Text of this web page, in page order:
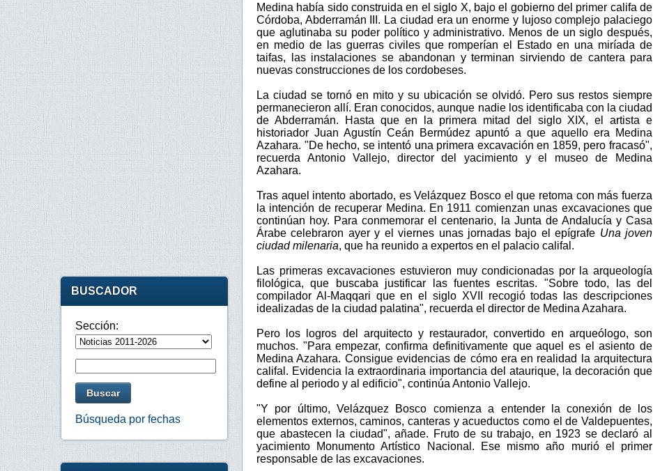
Medina había sido construida en el siglo X, bajo el gobierno del primer califa de
Córdoba, Abderramán III. La ciudad era un enorme y lujoso complejo palaciego
que aglutinaba su poder político y administrativo. Menos de un siglo después,
en medio de las guerras civiles que romperían el Estado en una miríada de
taifas, las instalaciones se abandonan y terminan sirviendo de cantera para
nuevas construcciones de los cordobeses.
La ciudad se tornó en mito y su ubicación se olvidó. Pero sus restos siempre
permanecieron allí. Eran conocidos, aunque nadie los identificaba con la ciudad
de Abderramán. Hasta que en la primera mitad del siglo XIX, el artista e
historiador Juan Agustín Ceán Bermúdez apuntó a que aquello era Medina
Azahara. "De hecho, se intentó una primera excavación en 1859, pero fracasó",
recuerda Antonio Vallejo, director del yacimiento y el museo de Medina
Azahara.
Tras aquel intento abortado, es Velázquez Bosco el que retoma con más fuerza
la intención de recuperar Medina. En 1911 comienzan unas excavaciones que
continúan hoy. Para conmemorar el centenario, la Junta de Andalucía y Casa
Árabe celebraron ayer y el viernes unas jornadas bajo el epígrafe Una joven
ciudad milenaria, que ha reunido a expertos en el palacio califal.
Las primeras excavaciones estuvieron muy condicionadas por la arqueología
filológica, que buscaba justificar las fuentes escritas. "Sobre todo, las del
compilador Al-Maqqari que en el siglo XVII recogió todas las descripciones
idealizadas de la ciudad palatina", recuerda el director de Medina Azahara.
Pero los logros del arquitecto y restaurador, convertido en arqueólogo, son
muchos. "Para empezar, confirma definitivamente que aquel es el asiento de
Medina Azahara. Consigue evidencias de cómo era en realidad la arquitectura
califal. Evidencia la extraordinaria importancia del ataurique, la decoración que
define al periodo y al edificio", continúa Antonio Vallejo.
"Y por último, Velázquez Bosco comienza a entender la conexión de los
elementos externos, caminos, canteras y acueductos como el de Valdepuentes,
que abastecen la ciudad", añade. Fruto de su trabajo, en 1923 se declaró al
yacimiento Monumento Artístico Nacional. Ese mismo año murió el primer
responsable de las excavaciones.
BUSCADOR
Sección:
Búsqueda por fechas